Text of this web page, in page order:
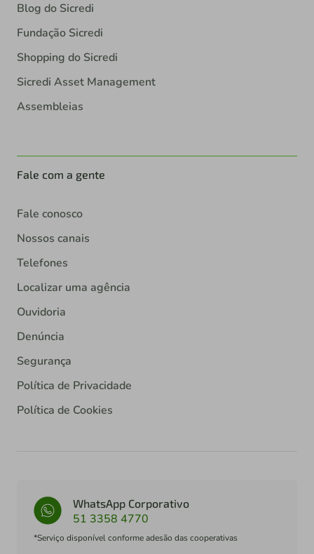
Blog do Sicredi
Fundação Sicredi
Shopping do Sicredi
Sicredi Asset Management
Assembleias
Fale com a gente
Fale conosco
Nossos canais
Telefones
Localizar uma agência
Ouvidoria
Denúncia
Segurança
Política de Privacidade
Política de Cookies
WhatsApp Corporativo
51 3358 4770
*Serviço disponível conforme adesão das cooperativas